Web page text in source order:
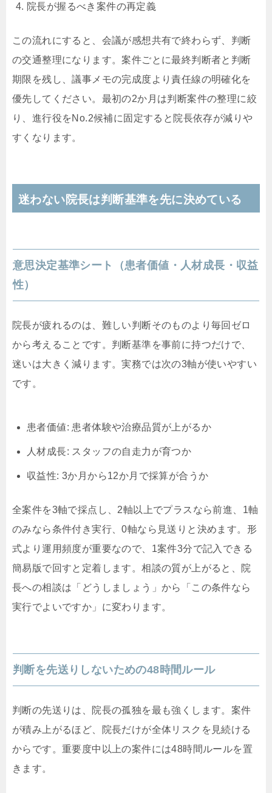
院長が握るべき案件の再定義
この流れにすると、会議が感想共有で終わらず、判断
の交通整理になります。案件ごとに最終判断者と判断
期限を残し、議事メモの完成度より責任線の明確化を
優先してください。最初の2か月は判断案件の整理に絞
り、進行役をNo.2候補に固定すると院長依存が減りや
すくなります。
迷わない院長は判断基準を先に決めている
意思決定基準シート（患者価値・人材成長・収益
性）
院長が疲れるのは、難しい判断そのものより毎回ゼロ
から考えることです。判断基準を事前に持つだけで、
迷いは大きく減ります。実務では次の3軸が使いやすい
です。
患者価値: 患者体験や治療品質が上がるか
人材成長: スタッフの自走力が育つか
収益性: 3か月から12か月で採算が合うか
全案件を3軸で採点し、2軸以上でプラスなら前進、1軸
のみなら条件付き実行、0軸なら見送りと決めます。形
式より運用頻度が重要なので、1案件3分で記入できる
簡易版で回すと定着します。相談の質が上がると、院
長への相談は「どうしましょう」から「この条件なら
実行でよいですか」に変わります。
判断を先送りしないための48時間ルール
判断の先送りは、院長の孤独を最も強くします。案件
が積み上がるほど、院長だけが全体リスクを見続ける
からです。重要度中以上の案件には48時間ルールを置
きます。